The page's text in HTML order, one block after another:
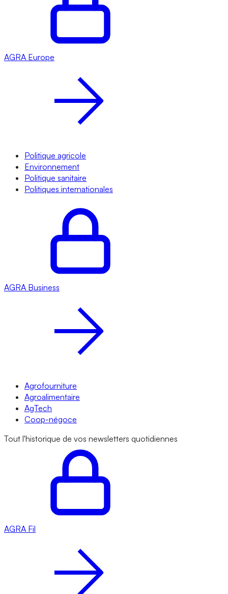
AGRA Europe
Politique agricole
Environnement
Politique sanitaire
Politiques internationales
AGRA Business
Agrofourniture
Agroalimentaire
AgTech
Coop-négoce
Tout l'historique de vos newsletters quotidiennes
AGRA Fil